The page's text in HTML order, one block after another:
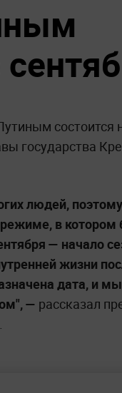
состоится
государства
людей,
в котором
— начало
жизни
дата, и мы
— рассказал